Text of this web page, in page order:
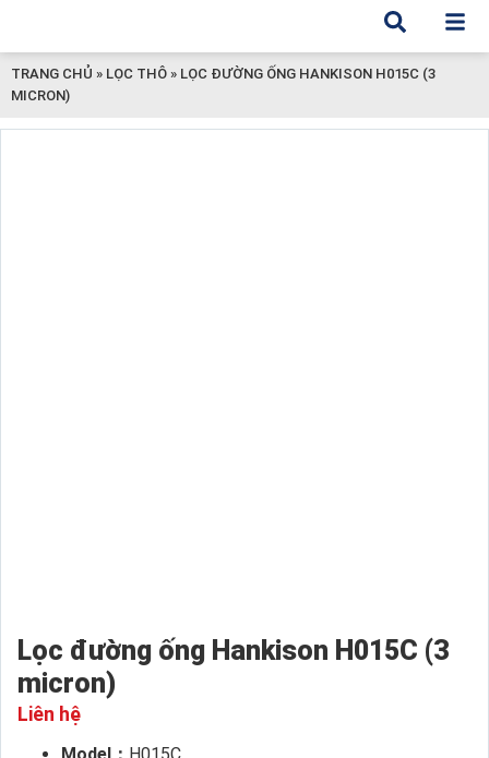
TRANG CHỦ » LỌC THÔ » LỌC ĐƯỜNG ỐNG HANKISON H015C (3
MICRON)
Lọc đường ống Hankison H015C (3
micron)
Liên hệ